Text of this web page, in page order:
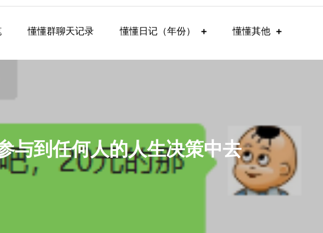
懂懂群聊天记录 懂懂日记（年份） 懂懂其他
到任何人的人生决策中去